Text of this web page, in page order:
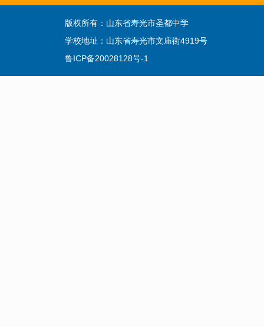
版权所有：山东省寿光市圣都中学 联系
学校地址：山东省寿光市文庙街4919号 复
鲁ICP备20028128号-1